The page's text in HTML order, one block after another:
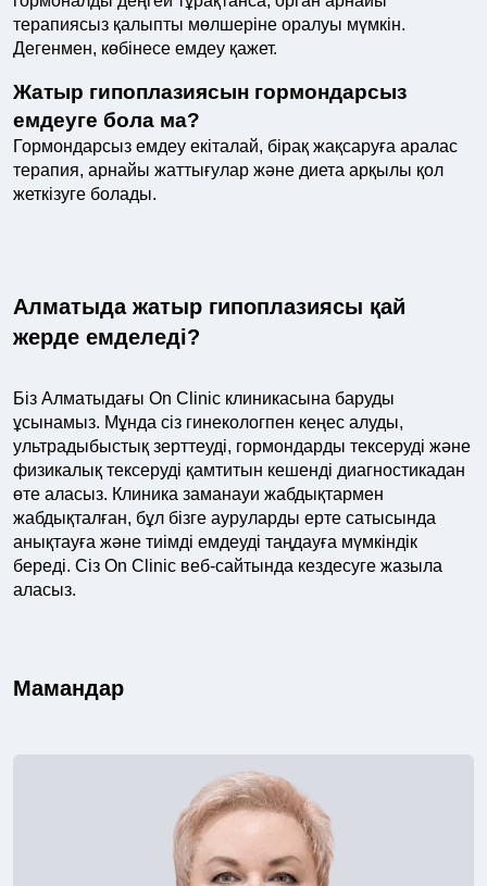
терапиясыз қалыпты мөлшеріне оралуы мүмкін.
Дегенмен, көбінесе емдеу қажет.
Жатыр гипоплазиясын гормондарсыз
емдеуге бола ма?
Гормондарсыз емдеу екіталай, бірақ жақсаруға аралас
терапия, арнайы жаттығулар және диета арқылы қол
жеткізуге болады.
Алматыда жатыр гипоплазиясы қай
жерде емделеді?
Біз Алматыдағы On Clinic клиникасына баруды
ұсынамыз. Мұнда сіз гинекологпен кеңес алуды,
ультрадыбыстық зерттеуді, гормондарды тексеруді және
физикалық тексеруді қамтитын кешенді диагностикадан
өте аласыз. Клиника заманауи жабдықтармен
жабдықталған, бұл бізге ауруларды ерте сатысында
анықтауға және тиімді емдеуді таңдауға мүмкіндік
береді. Сіз On Clinic веб-сайтында кездесуге жазыла
аласыз.
Мамандар